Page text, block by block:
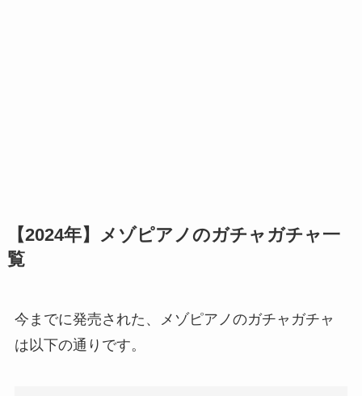
【2024年】メゾピアノのガチャガチャ一
覧
今までに発売された、メゾピアノのガチャガチャ
は以下の通りです。